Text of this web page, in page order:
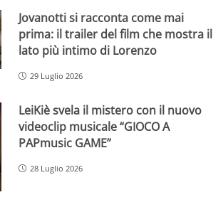
Jovanotti si racconta come mai
prima: il trailer del film che mostra il
lato più intimo di Lorenzo
29 Luglio 2026
LeiKiè svela il mistero con il nuovo
videoclip musicale “GIOCO A
PAPmusic GAME”
28 Luglio 2026